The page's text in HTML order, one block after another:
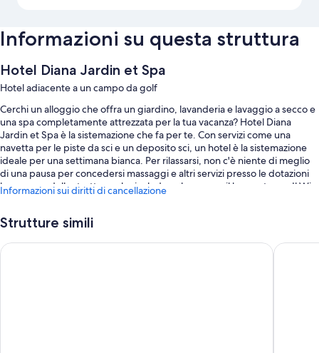
Informazioni su questa struttura
Hotel Diana Jardin et Spa
Hotel adiacente a un campo da golf
Cerchi un alloggio che offra un giardino, lavanderia e lavaggio a secco e
una spa completamente attrezzata per la tua vacanza? Hotel Diana
Jardin et Spa è la sistemazione che fa per te. Con servizi come una
navetta per le piste da sci e un deposito sci, un hotel è la sistemazione
ideale per una settimana bianca. Per rilassarsi, non c'è niente di meglio
di una pausa per concedersi massaggi e altri servizi presso le dotazioni
benessere della struttura, che includono la sauna e il bagno turco. Il Wi-
Approfitta anche dei seguenti servizi:
Un parcheggio non assistito gratuito
Informazioni sui diritti di cancellazione
Strutture simili
Express Hotel Aosta East Hotel